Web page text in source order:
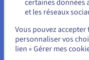
10
Sélectionner un
certaines données
et les réseaux
Vous pouvez
personnaliser vos
lien « Gérer mes